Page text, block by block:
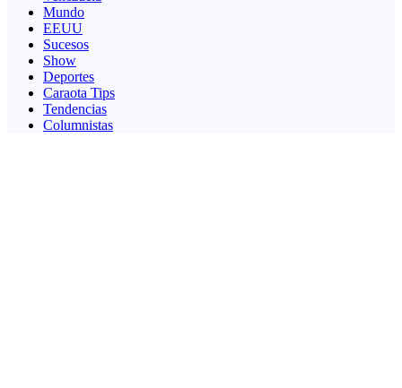
Mundo
EEUU
Sucesos
Show
Deportes
Caraota Tips
Tendencias
Columnistas